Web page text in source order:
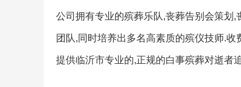
公司拥有专业的殡葬乐队,丧葬告别会策划
团队,同时培养出多名高素质的殡仪技师.
提供临沂市专业的,正规的白事殡葬对逝者